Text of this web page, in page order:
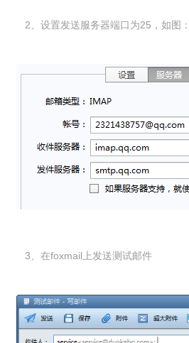
2、设置发送服务器端口为25，如图：
3、在foxmail上发送测试邮件